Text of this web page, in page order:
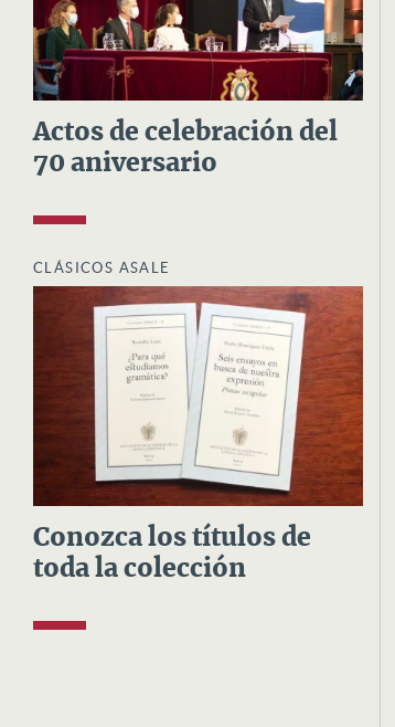
Actos de celebración del
70 aniversario
CLÁSICOS ASALE
Conozca los títulos de
toda la colección